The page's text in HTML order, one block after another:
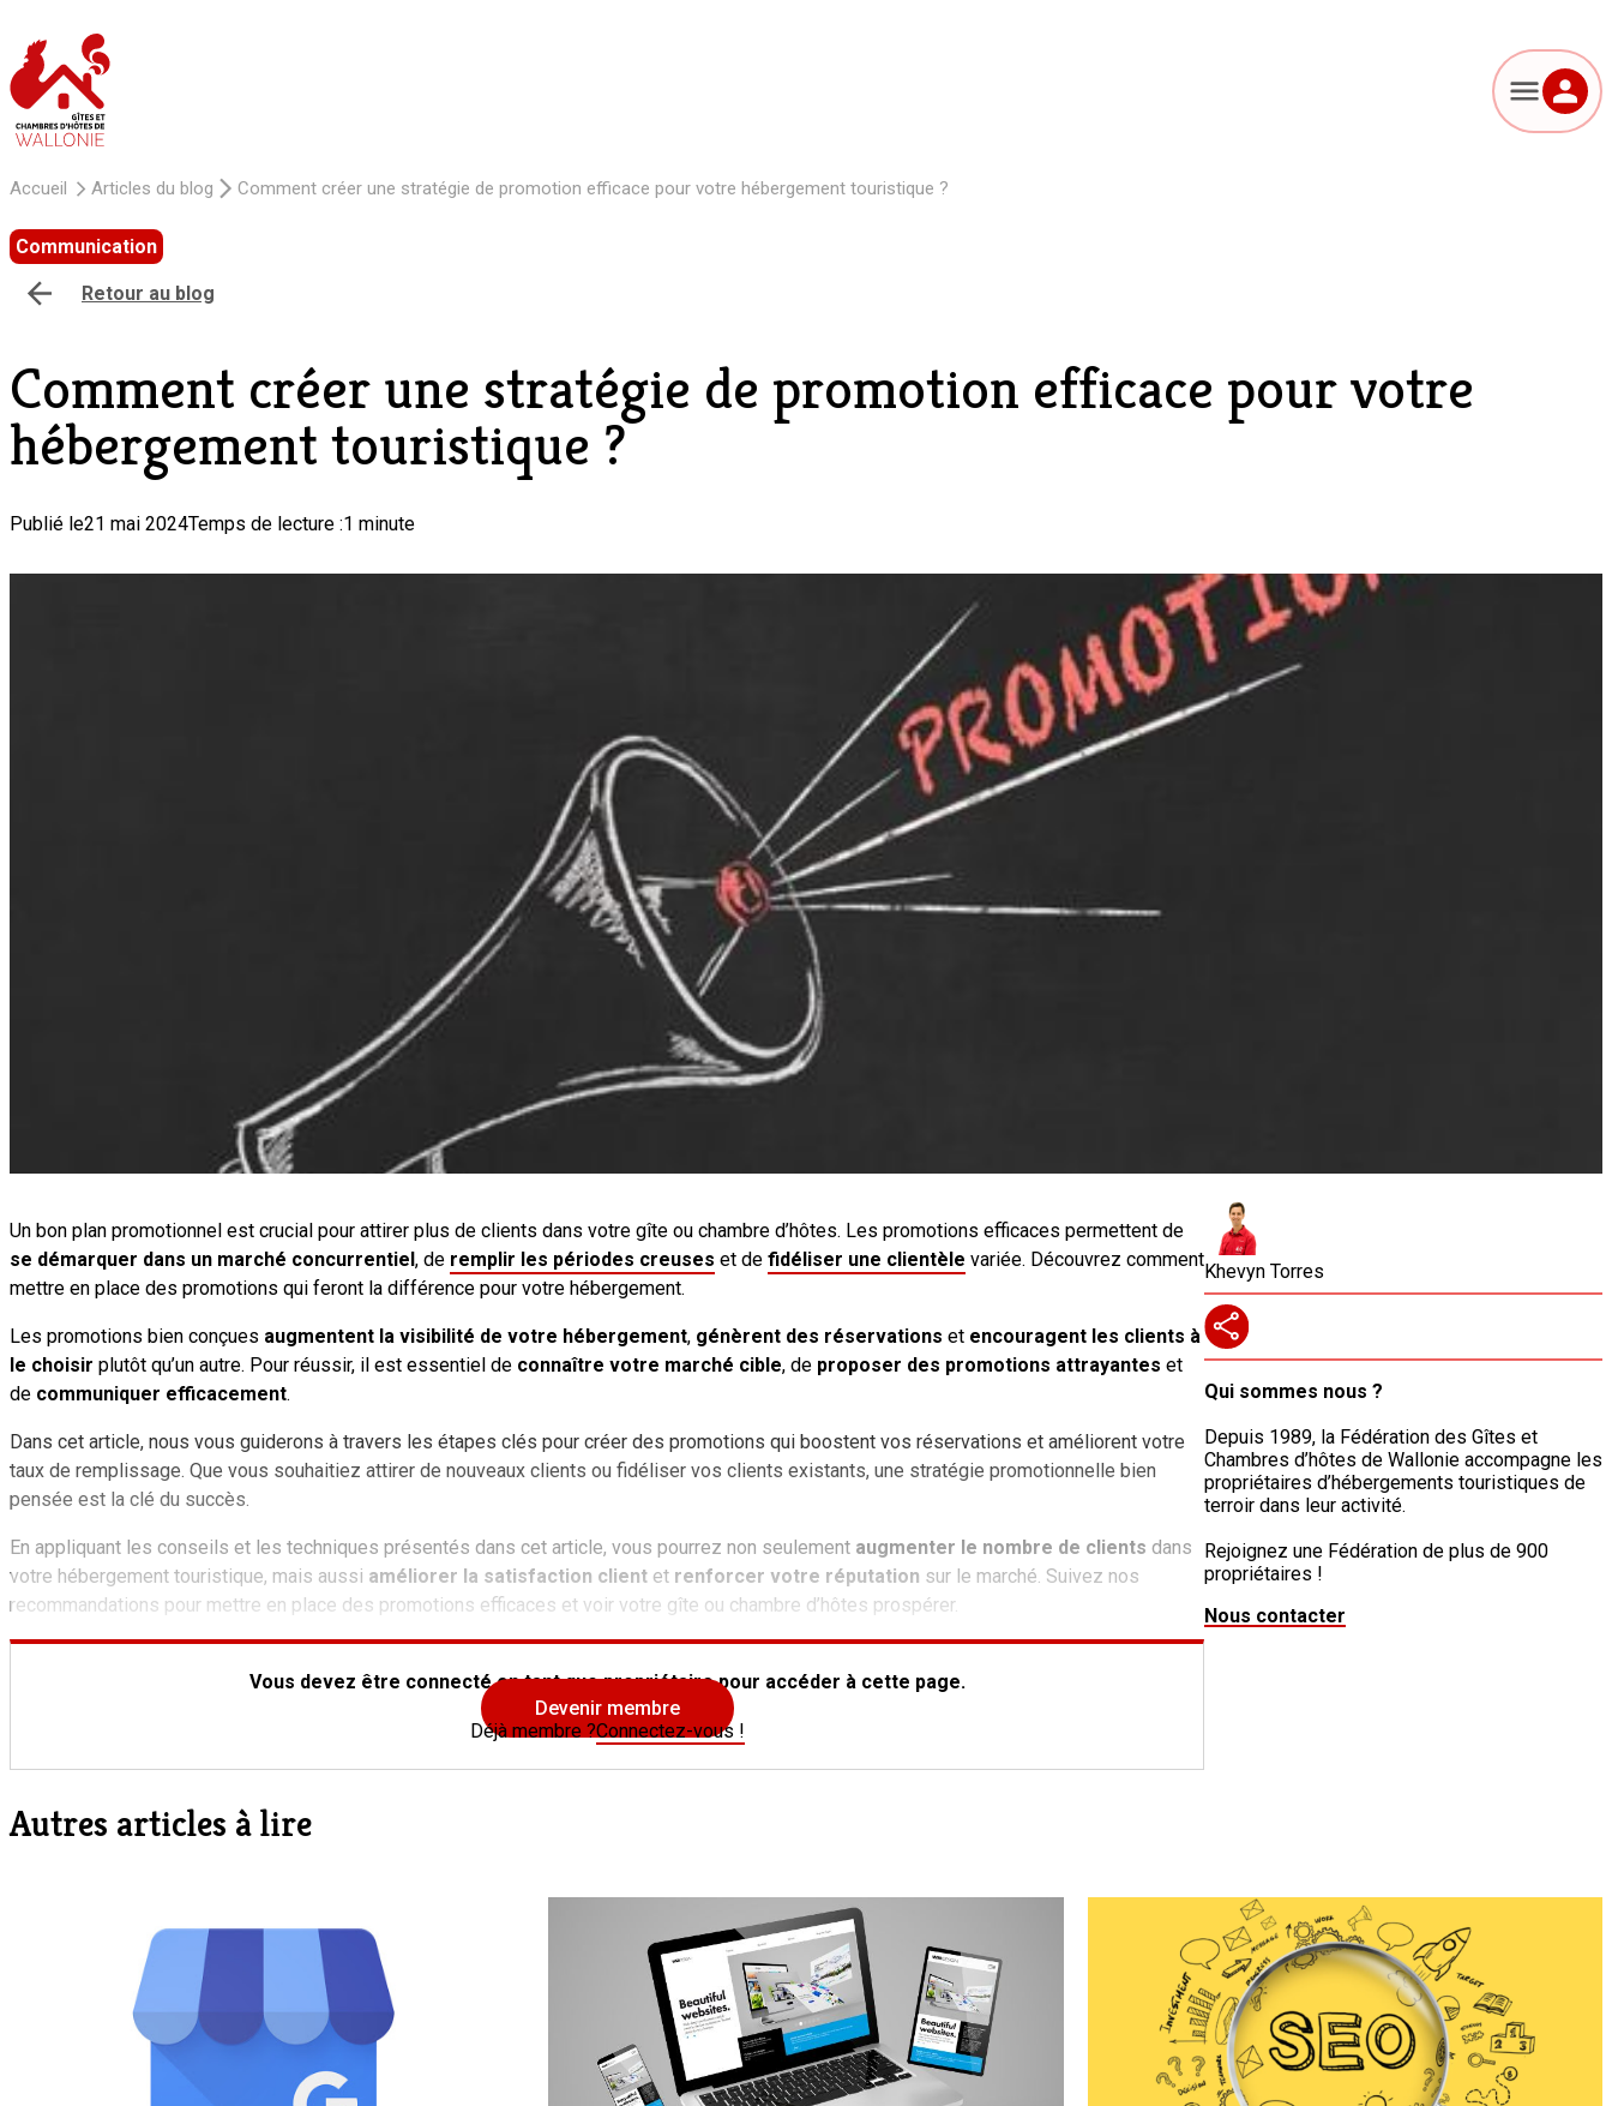
Accueil Articles du blog Comment créer une stratégie de promotion efficace pour votre hébergement touristique ?
Communication
Retour au blog
Comment créer une stratégie de promotion efficace pour votre
hébergement touristique ?
Publié le21 mai 2024Temps de lecture :1 minute
Un bon plan promotionnel est crucial pour attirer plus de clients dans votre gîte ou chambre d’hôtes. Les promotions efficaces permettent de
se démarquer dans un marché concurrentiel, de remplir les périodes creuses et de fidéliser une clientèle variée. Découvrez comment
mettre en place des promotions qui feront la différence pour votre hébergement.
Les promotions bien conçues augmentent la visibilité de votre hébergement, génèrent des réservations et encouragent les clients à
le choisir plutôt qu’un autre. Pour réussir, il est essentiel de connaître votre marché cible, de proposer des promotions attrayantes et
de communiquer efficacement.
Dans cet article, nous vous guiderons à travers les étapes clés pour créer des promotions qui boostent vos réservations et améliorent votre
taux de remplissage. Que vous souhaitiez attirer de nouveaux clients ou fidéliser vos clients existants, une stratégie promotionnelle bien
pensée est la clé du succès.
En appliquant les conseils et les techniques présentés dans cet article, vous pourrez non seulement augmenter le nombre de clients dans
votre hébergement touristique, mais aussi améliorer la satisfaction client et renforcer votre réputation sur le marché. Suivez nos
recommandations pour mettre en place des promotions efficaces et voir votre gîte ou chambre d’hôtes prospérer.
Vous devez être connecté en tant que propriétaire pour accéder à cette page.
Devenir membre
Déjà membre ?Connectez-vous !
Khevyn Torres
Qui sommes nous ?
Depuis 1989, la Fédération des Gîtes et
Chambres d’hôtes de Wallonie accompagne les
propriétaires d’hébergements touristiques de
terroir dans leur activité.
Rejoignez une Fédération de plus de 900
propriétaires !
Nous contacter
Autres articles à lire